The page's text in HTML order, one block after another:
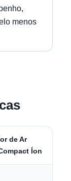
menos
de Ar
Íon